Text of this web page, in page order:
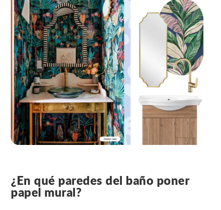
¿En qué paredes del baño poner
papel mural?